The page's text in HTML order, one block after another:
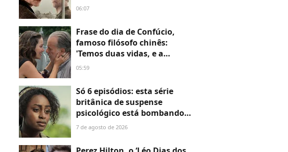
06:07
Frase do dia de Confúcio,
famoso filósofo chinês:
'Temos duas vidas, e a
segunda começa quando
temos uma'
05:59
Só 6 episódios: esta série
britânica de suspense
psicológico está bombando
na Netflix
7 de agosto de 2026